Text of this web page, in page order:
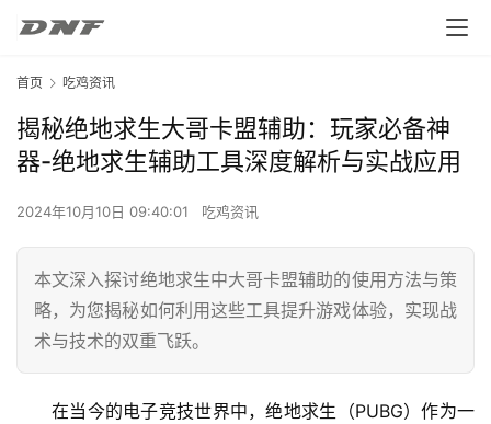
首页 吃鸡资讯
揭秘绝地求生大哥卡盟辅助：玩家必备神
器-绝地求生辅助工具深度解析与实战应用
2024年10月10日 09:40:01 吃鸡资讯
本文深入探讨绝地求生中大哥卡盟辅助的使用方法与策
略，为您揭秘如何利用这些工具提升游戏体验，实现战
术与技术的双重飞跃。
在当今的电子竞技世界中，绝地求生（PUBG）作为一